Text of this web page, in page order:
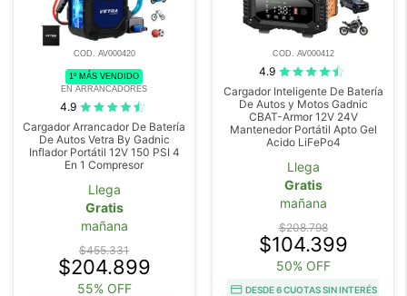
COD. AV000420
1º MÁS VENDIDO
EN ARRANCADORES
4.9
Cargador Arrancador De Batería
De Autos Vetra By Gadnic
Inflador Portátil 12V 150 PSI 4
En 1 Compresor
Llega
Gratis
mañana
$455.331
$204.899
55% OFF
COD. AV000412
4.9
Cargador Inteligente De Batería
De Autos y Motos Gadnic
CBAT-Armor 12V 24V
Mantenedor Portátil Apto Gel
Acido LiFePo4
Llega
Gratis
mañana
$208.798
$104.399
50% OFF
DESDE 6 CUOTAS SIN INTERÉS